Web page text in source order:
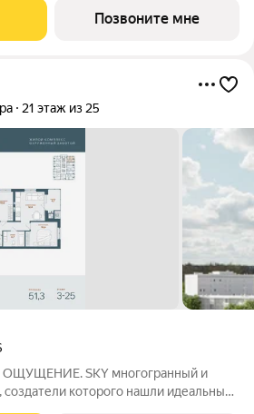
инженерных систем и уютом
инфраструктуры.
Позвоните мне
21 этаж из 25
которого нашли идеальный